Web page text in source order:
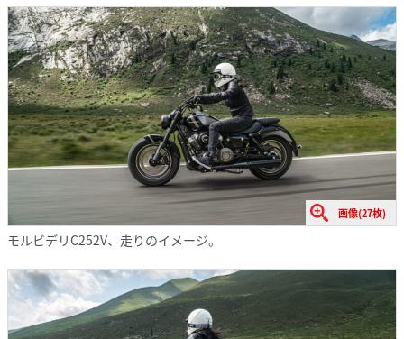
画像(27枚)
モルビデリC252V、走りのイメージ。